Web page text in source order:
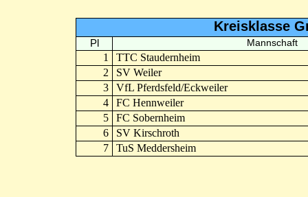
Kreisklasse
Pl Mannschaft
1
TTC Staudernheim
2
SV Weiler
3
VfL Pferdsfeld/Eckweiler
4
FC Hennweiler
5
FC Sobernheim
6
SV Kirschroth
7
TuS Meddersheim